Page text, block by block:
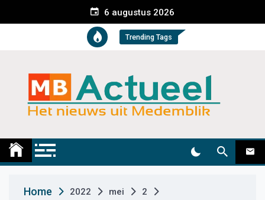
e
t
6 augustus 2026
Trending Tags
Medemblik Actueel
Home 2022 mei
2